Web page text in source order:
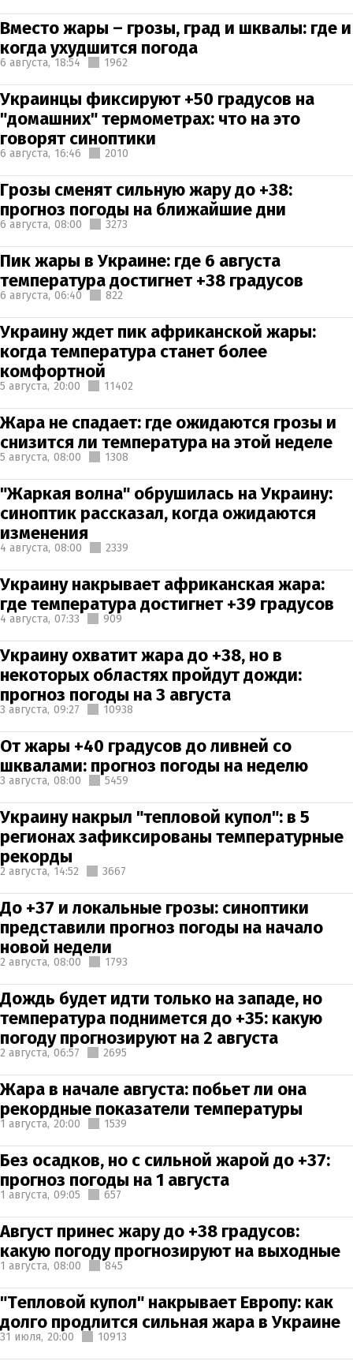
Вместо жары – грозы, град и шквалы: где и
когда ухудшится погода
6 августа, 18:54 1962
Украинцы фиксируют +50 градусов на
"домашних" термометрах: что на это
говорят синоптики
6 августа, 16:46 2010
Грозы сменят сильную жару до +38:
прогноз погоды на ближайшие дни
6 августа, 08:00 3273
Пик жары в Украине: где 6 августа
температура достигнет +38 градусов
6 августа, 06:40 822
Украину ждет пик африканской жары:
когда температура станет более
комфортной
5 августа, 20:00 11402
Жара не спадает: где ожидаются грозы и
снизится ли температура на этой неделе
5 августа, 08:00 1308
"Жаркая волна" обрушилась на Украину:
синоптик рассказал, когда ожидаются
изменения
4 августа, 08:00 2339
Украину накрывает африканская жара:
где температура достигнет +39 градусов
4 августа, 07:33 909
Украину охватит жара до +38, но в
некоторых областях пройдут дожди:
прогноз погоды на 3 августа
3 августа, 09:27 10938
От жары +40 градусов до ливней со
шквалами: прогноз погоды на неделю
3 августа, 08:00 5459
Украину накрыл "тепловой купол": в 5
регионах зафиксированы температурные
рекорды
2 августа, 14:52 3667
До +37 и локальные грозы: синоптики
представили прогноз погоды на начало
новой недели
2 августа, 08:00 1793
Дождь будет идти только на западе, но
температура поднимется до +35: какую
погоду прогнозируют на 2 августа
2 августа, 06:57 2695
Жара в начале августа: побьет ли она
рекордные показатели температуры
1 августа, 20:00 1539
Без осадков, но с сильной жарой до +37:
прогноз погоды на 1 августа
1 августа, 09:05 657
Август принес жару до +38 градусов:
какую погоду прогнозируют на выходные
1 августа, 08:00 845
"Тепловой купол" накрывает Европу: как
долго продлится сильная жара в Украине
31 июля, 20:00 10913